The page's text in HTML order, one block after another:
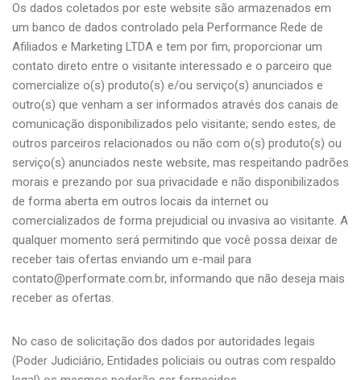
Os dados coletados por este website são armazenados em
um banco de dados controlado pela Performance Rede de
Afiliados e Marketing LTDA e tem por fim, proporcionar um
contato direto entre o visitante interessado e o parceiro que
comercialize o(s) produto(s) e/ou serviço(s) anunciados e
outro(s) que venham a ser informados através dos canais de
comunicação disponibilizados pelo visitante; sendo estes, de
outros parceiros relacionados ou não com o(s) produto(s) ou
serviço(s) anunciados neste website, mas respeitando padrões
morais e prezando por sua privacidade e não disponibilizados
de forma aberta em outros locais da internet ou
comercializados de forma prejudicial ou invasiva ao visitante. A
qualquer momento será permitindo que você possa deixar de
receber tais ofertas enviando um e-mail para
contato@performate.com.br, informando que não deseja mais
receber as ofertas.
No caso de solicitação dos dados por autoridades legais
(Poder Judiciário, Entidades policiais ou outras com respaldo